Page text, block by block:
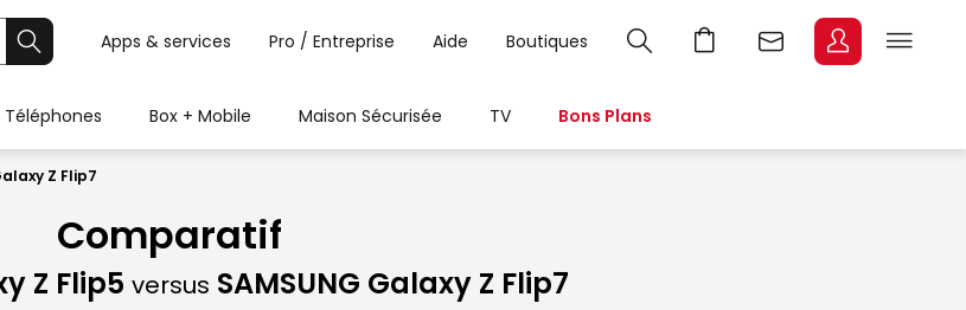
Apps & services Pro / Entreprise Aide Boutiques
Téléphones Box + Mobile Maison Sécurisée TV Bons Plans
Z Flip7
Comparatif
Z Flip5 versus SAMSUNG Galaxy Z Flip7